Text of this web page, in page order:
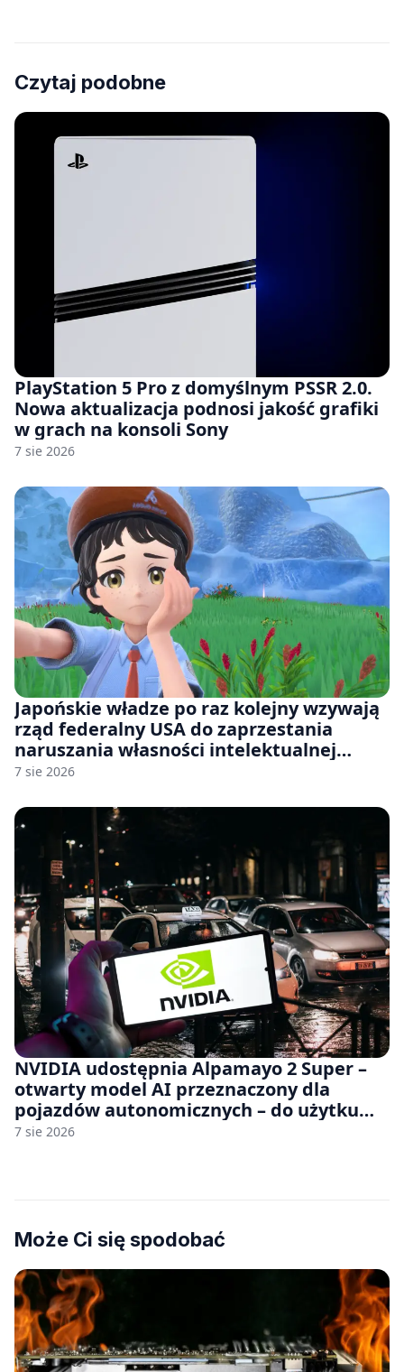
Czytaj podobne
PlayStation 5 Pro z domyślnym PSSR 2.0.
Nowa aktualizacja podnosi jakość grafiki
w grach na konsoli Sony
7 sie 2026
Japońskie władze po raz kolejny wzywają
rząd federalny USA do zaprzestania
naruszania własności intelektualnej
japońskich gier i anime
7 sie 2026
NVIDIA udostępnia Alpamayo 2 Super –
otwarty model AI przeznaczony dla
pojazdów autonomicznych – do użytku
komercyjnego
7 sie 2026
Może Ci się spodobać